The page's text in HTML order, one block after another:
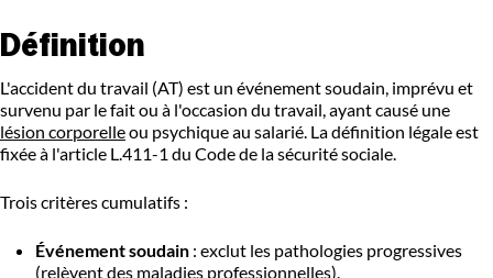
Définition
L'accident du travail (AT) est un événement soudain, imprévu et
survenu par le fait ou à l'occasion du travail, ayant causé une
lésion corporelleou psychique au salarié. La définition légale est
fixée à l'article L.411-1 du Code de la sécurité sociale.
Trois critères cumulatifs :
Événement soudain : exclut les pathologies progressives
(relèvent des maladies professionnelles).